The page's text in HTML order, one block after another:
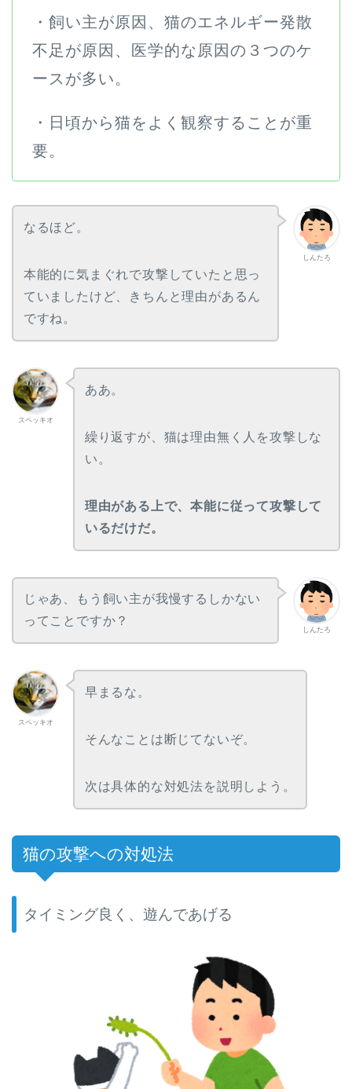
・飼い主が原因、猫のエネルギー発散
不足が原因、医学的な原因の３つのケ
ースが多い。
・日頃から猫をよく観察することが重
要。
しんたろ
なるほど。
本能的に気まぐれで攻撃していたと思っ
ていましたけど、きちんと理由があるん
ですね。
スペッキオ
ああ。
繰り返すが、猫は理由無く人を攻撃しな
い。
理由がある上で、本能に従って攻撃して
いるだけだ。
しんたろ
じゃあ、もう飼い主が我慢するしかない
ってことですか？
スペッキオ
早まるな。
そんなことは断じてないぞ。
次は具体的な対処法を説明しよう。
猫の攻撃への対処法
タイミング良く、遊んであげる